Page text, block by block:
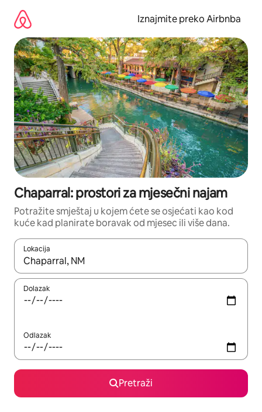
sadržaj
Iznajmite preko Airbnba
Chaparral: prostori za mjesečni najam
Potražite smještaj u kojem ćete se osjećati kao kod
kuće kad planirate boravak od mjesec ili više dana.
Lokacija
Kada budu dostupni rezultati, moći ćete ih pregledati
Dolazak
Odlazak
Pretraži